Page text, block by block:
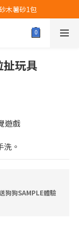
火速搶購
木薯砂1包
火速搶購
玩具
遊戲
。
狗狗SAMPLE體驗